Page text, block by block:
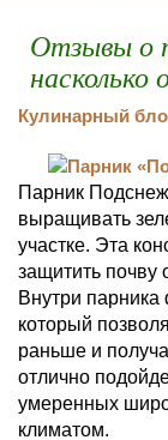
Отзывы о
насколько
Кулинарный
Парник
выращивать
участке. Эта
защитить почву
Внутри
который
раньше и
отлично
умеренных
климатом.